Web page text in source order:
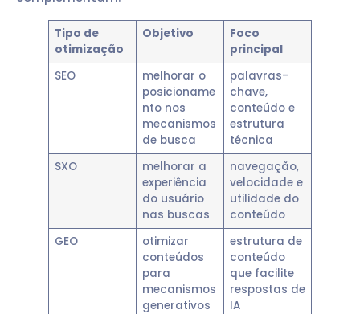
Tipo de
otimização
Objetivo
Foco
principal
SEO
melhorar o
posicioname
nto nos
mecanismos
de busca
palavras-
chave,
conteúdo e
estrutura
técnica
SXO
melhorar a
experiência
do usuário
nas buscas
navegação,
velocidade e
utilidade do
conteúdo
GEO
otimizar
conteúdos
para
mecanismos
generativos
estrutura de
conteúdo
que facilite
respostas de
IA